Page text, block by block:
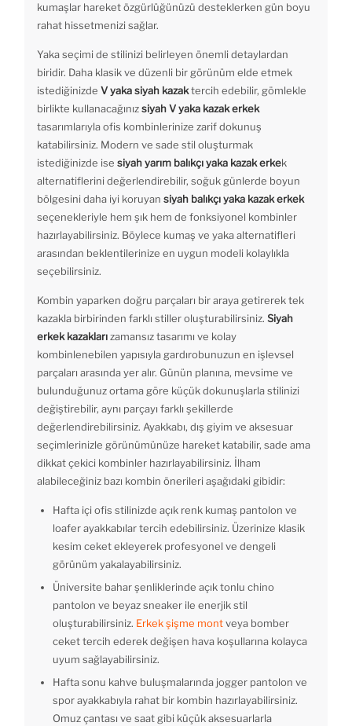
kumaşlar hareket özgürlüğünüzü desteklerken gün boyu
rahat hissetmenizi sağlar.
Yaka seçimi de stilinizi belirleyen önemli detaylardan
biridir. Daha klasik ve düzenli bir görünüm elde etmek
istediğinizde V yaka siyah kazaktercih edebilir, gömlekle
birlikte kullanacağınızsiyah V yaka kazak erkek
tasarımlarıyla ofis kombinlerinize zarif dokunuş
katabilirsiniz. Modern ve sade stil oluşturmak
istediğinizde ise siyah yarım balıkçı yaka kazak erkek
alternatiflerini değerlendirebilir, soğuk günlerde boyun
bölgesini daha iyi koruyan siyah balıkçı yaka kazak erkek
seçenekleriyle hem şık hem de fonksiyonel kombinler
hazırlayabilirsiniz. Böylece kumaş ve yaka alternatifleri
arasından beklentilerinize en uygun modeli kolaylıkla
seçebilirsiniz.
Kombin yaparken doğru parçaları bir araya getirerek tek
kazakla birbirinden farklı stiller oluşturabilirsiniz. Siyah
erkek kazaklarızamansız tasarımı ve kolay
kombinlenebilen yapısıyla gardırobunuzun en işlevsel
parçaları arasında yer alır. Günün planına, mevsime ve
bulunduğunuz ortama göre küçük dokunuşlarla stilinizi
değiştirebilir, aynı parçayı farklı şekillerde
değerlendirebilirsiniz. Ayakkabı, dış giyim ve aksesuar
seçimlerinizle görünümünüze hareket katabilir, sade ama
dikkat çekici kombinler hazırlayabilirsiniz. İlham
alabileceğiniz bazı kombin önerileri aşağıdaki gibidir:
Hafta içi ofis stilinizde açık renk kumaş pantolon ve
loafer ayakkabılar tercih edebilirsiniz. Üzerinize klasik
kesim ceket ekleyerek profesyonel ve dengeli
görünüm yakalayabilirsiniz.
Üniversite bahar şenliklerinde açık tonlu chino
pantolon ve beyaz sneaker ile enerjik stil
oluşturabilirsiniz. Erkek şişme montveya bomber
ceket tercih ederek değişen hava koşullarına kolayca
uyum sağlayabilirsiniz.
Hafta sonu kahve buluşmalarında jogger pantolon ve
spor ayakkabıyla rahat bir kombin hazırlayabilirsiniz.
Omuz çantası ve saat gibi küçük aksesuarlarla